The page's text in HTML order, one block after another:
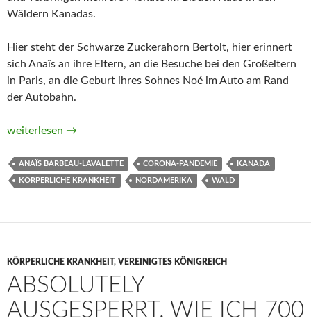
Wäldern Kanadas.
Hier steht der Schwarze Zuckerahorn Bertolt, hier erinnert
sich Anaïs an ihre Eltern, an die Besuche bei den Großeltern
in Paris, an die Geburt ihres Sohnes Noé im Auto am Rand
der Autobahn.
Sie und der Wald von Anaïs Barbeau-Lavalette
weiterlesen →
ANAÏS BARBEAU-LAVALETTE CORONA-PANDEMIE KANADA
KÖRPERLICHE KRANKHEIT NORDAMERIKA WALD
KÖRPERLICHE KRANKHEIT, VEREINIGTES KÖNIGREICH
ABSOLUTELY
AUSGESPERRT. WIE ICH 700